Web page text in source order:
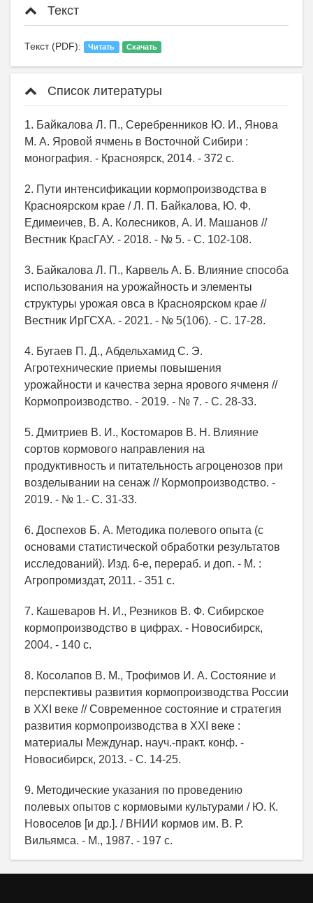
Текст
Текст (PDF): Читать Скачать
Список литературы
1. Байкалова Л. П., Серебренников Ю. И., Янова
М. А. Яровой ячмень в Восточной Сибири :
монография. - Красноярск, 2014. - 372 с.
2. Пути интенсификации кормопроизводства в
Красноярском крае / Л. П. Байкалова, Ю. Ф.
Едимеичев, В. А. Колесников, А. И. Машанов //
Вестник КрасГАУ. - 2018. - № 5. - С. 102-108.
3. Байкалова Л. П., Карвель А. Б. Влияние способа
использования на урожайность и элементы
структуры урожая овса в Красноярском крае //
Вестник ИрГСХА. - 2021. - № 5(106). - С. 17-28.
4. Бугаев П. Д., Абдельхамид С. Э.
Агротехнические приемы повышения
урожайности и качества зерна ярового ячменя //
Кормопроизводство. - 2019. - № 7. - С. 28-33.
5. Дмитриев В. И., Костомаров В. Н. Влияние
сортов кормового направления на
продуктивность и питательность агроценозов при
возделывании на сенаж // Кормопроизводство. -
2019. - № 1.- С. 31-33.
6. Доспехов Б. А. Методика полевого опыта (с
основами статистической обработки результатов
исследований). Изд. 6-е, перераб. и доп. - М. :
Агропромиздат, 2011. - 351 с.
7. Кашеваров Н. И., Резников В. Ф. Сибирское
кормопроизводство в цифрах. - Новосибирск,
2004. - 140 с.
8. Косолапов В. М., Трофимов И. А. Состояние и
перспективы развития кормопроизводства России
в XXI веке // Современное состояние и стратегия
развития кормопроизводства в XXI веке :
материалы Междунар. науч.-практ. конф. -
Новосибирск, 2013. - С. 14-25.
9. Методические указания по проведению
полевых опытов с кормовыми культурами / Ю. К.
Новоселов [и др.]. / ВНИИ кормов им. В. Р.
Вильямса. - М., 1987. - 197 с.